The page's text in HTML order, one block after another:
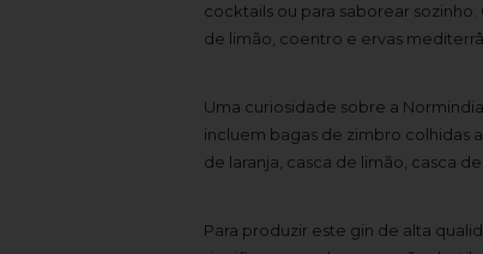
cocktails ou para saborear
de limão, coentro e ervas
Uma curiosidade sobre a
incluem bagas de zimbro colhidas
de laranja, casca de limão, casca
Para produzir este gin de alta